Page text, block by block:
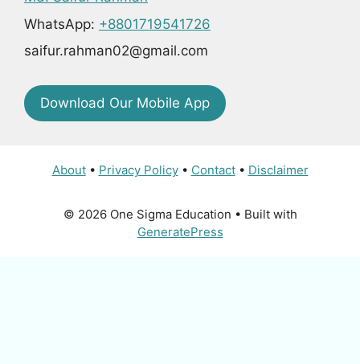
WhatsApp: +8801719541726
saifur.rahman02@gmail.com
Download Our Mobile App
About• Privacy Policy• Contact• Disclaimer
© 2026 One Sigma Education • Built with
GeneratePress